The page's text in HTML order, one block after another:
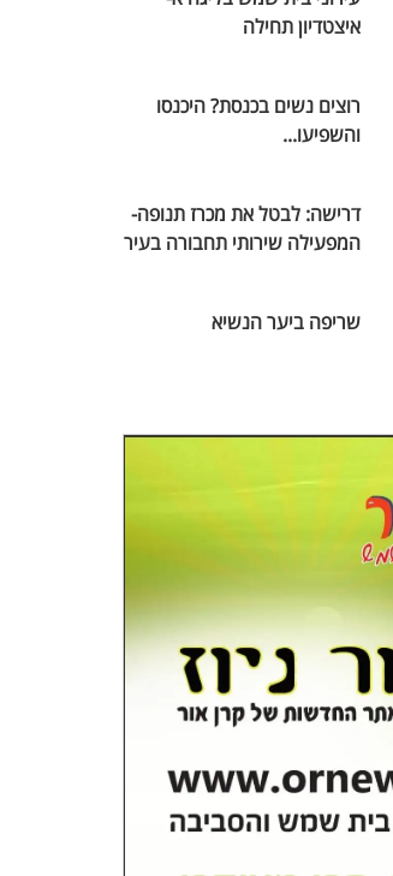
איצטדיון תחילה
רוצים נשים בכנסת? היכנסו
והשפיעו...
דרישה: לבטל את מכרז תנופה-
המפעילה שירותי תחבורה בעיר
שריפה ביער הנשיא